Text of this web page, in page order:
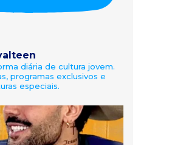
diária de cultura jovem.
programas exclusivos e
especiais.